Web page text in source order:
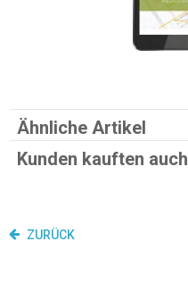
Ähnliche Artikel
Kunden kauften auch
ZURÜCK